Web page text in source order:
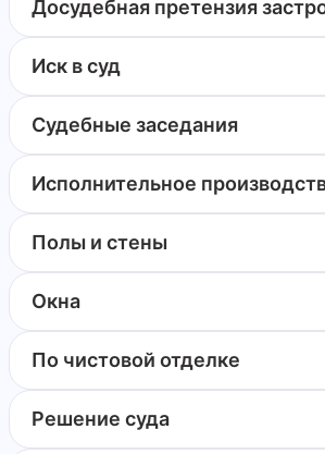
Досудебная претензия
Иск в суд
Судебные заседания
Исполнительное
Полы и стены
Окна
По чистовой отделке
Решение суда